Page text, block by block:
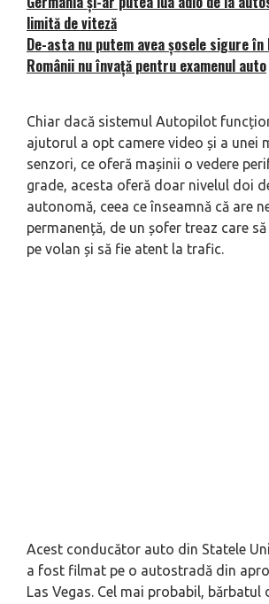
limită de viteză
De-asta nu putem avea șosele sigure în
Românii nu învață pentru examenul auto
Chiar dacă sistemul Autopilot
ajutorul a opt camere video și a unei
senzori, ce oferă mașinii o vedere
grade, acesta oferă doar nivelul doi
autonomă, ceea ce înseamnă că are
permanență, de un șofer treaz care
pe volan și să fie atent la trafic.
Acest conducător auto din Statele
a fost filmat pe o autostradă din
Las Vegas. Cel mai probabil, bărbatul